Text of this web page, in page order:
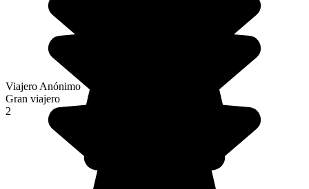
Viajero Anónimo
Gran viajero
2